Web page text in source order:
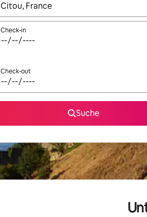
Wenn Ergebnisse verfügbar sind, navigiere
Check-in
Check-out
Suche